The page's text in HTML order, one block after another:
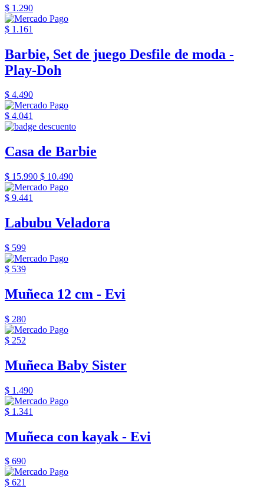
$ 1.290
$ 1.161
Barbie, Set de juego Desfile de moda -
Play-Doh
$ 4.490
$ 4.041
Casa de Barbie
$ 15.990 $ 10.490
$ 9.441
Labubu Veladora
$ 599
$ 539
Muñeca 12 cm - Evi
$ 280
$ 252
Muñeca Baby Sister
$ 1.490
$ 1.341
Muñeca con kayak - Evi
$ 690
$ 621